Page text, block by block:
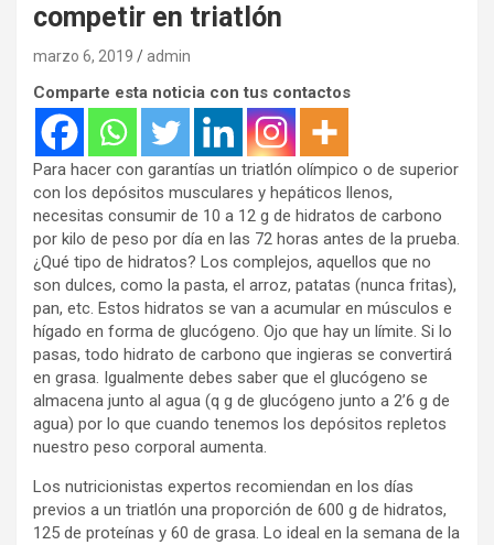
competir en triatlón
marzo 6, 2019 admin
Comparte esta noticia con tus contactos
Para hacer con garantías un triatlón olímpico o de superior
con los depósitos musculares y hepáticos llenos,
necesitas consumir de 10 a 12 g de hidratos de carbono
por kilo de peso por día en las 72 horas antes de la prueba.
¿Qué tipo de hidratos? Los complejos, aquellos que no
son dulces, como la pasta, el arroz, patatas (nunca fritas),
pan, etc. Estos hidratos se van a acumular en músculos e
hígado en forma de glucógeno. Ojo que hay un límite. Si lo
pasas, todo hidrato de carbono que ingieras se convertirá
en grasa. Igualmente debes saber que el glucógeno se
almacena junto al agua (q g de glucógeno junto a 2’6 g de
agua) por lo que cuando tenemos los depósitos repletos
nuestro peso corporal aumenta.
Los nutricionistas expertos recomiendan en los días
previos a un triatlón una proporción de 600 g de hidratos,
125 de proteínas y 60 de grasa. Lo ideal en la semana de la